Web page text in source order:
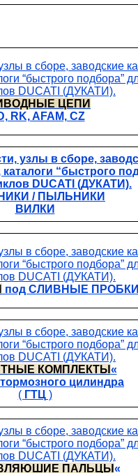
ЦЕПИ
RK, AFAM, CZ
/ ПЫЛЬНИКИ
ВИЛКИ
под СЛИВНЫЕ ПРОБКИ
КОМПЛЕКТЫ «
тормозного цилиндра
( ГТЦ)
ПАЛЬЦЫ «